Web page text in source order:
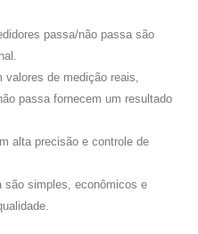
passa/não passa são
valores de medição reais,
passa fornecem um resultado
alta precisão e controle de
são simples, econômicos e